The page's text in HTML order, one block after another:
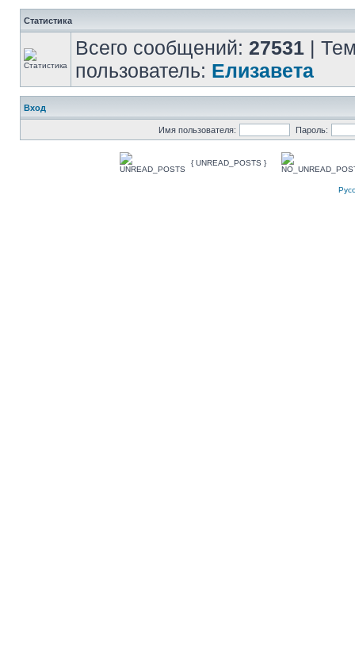
Статистика
Всего сообщений: 27531 |
пользователь: Елизавета
Вход
Имя пользователя: Пароль:
{ UNREAD_POSTS }